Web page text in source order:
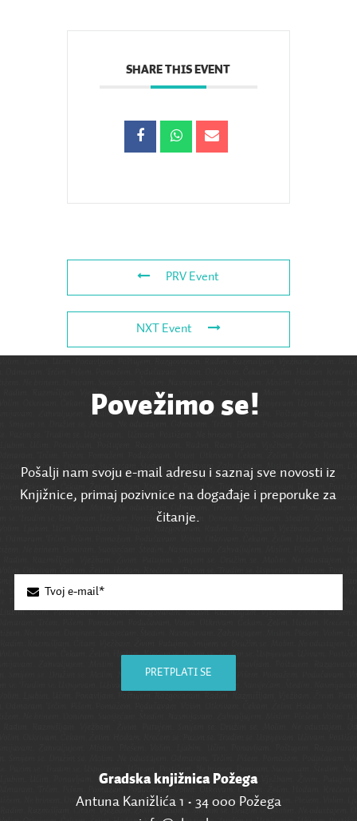
SHARE THIS EVENT
PRV Event
NXT Event
Povežimo se!
Pošalji nam svoju e-mail adresu i saznaj sve novosti iz
Knjižnice, primaj pozivnice na događaje i preporuke za
čitanje.
PRETPLATI SE
Gradska knjižnica Požega
Antuna Kanižlića 1 • 34 000 Požega